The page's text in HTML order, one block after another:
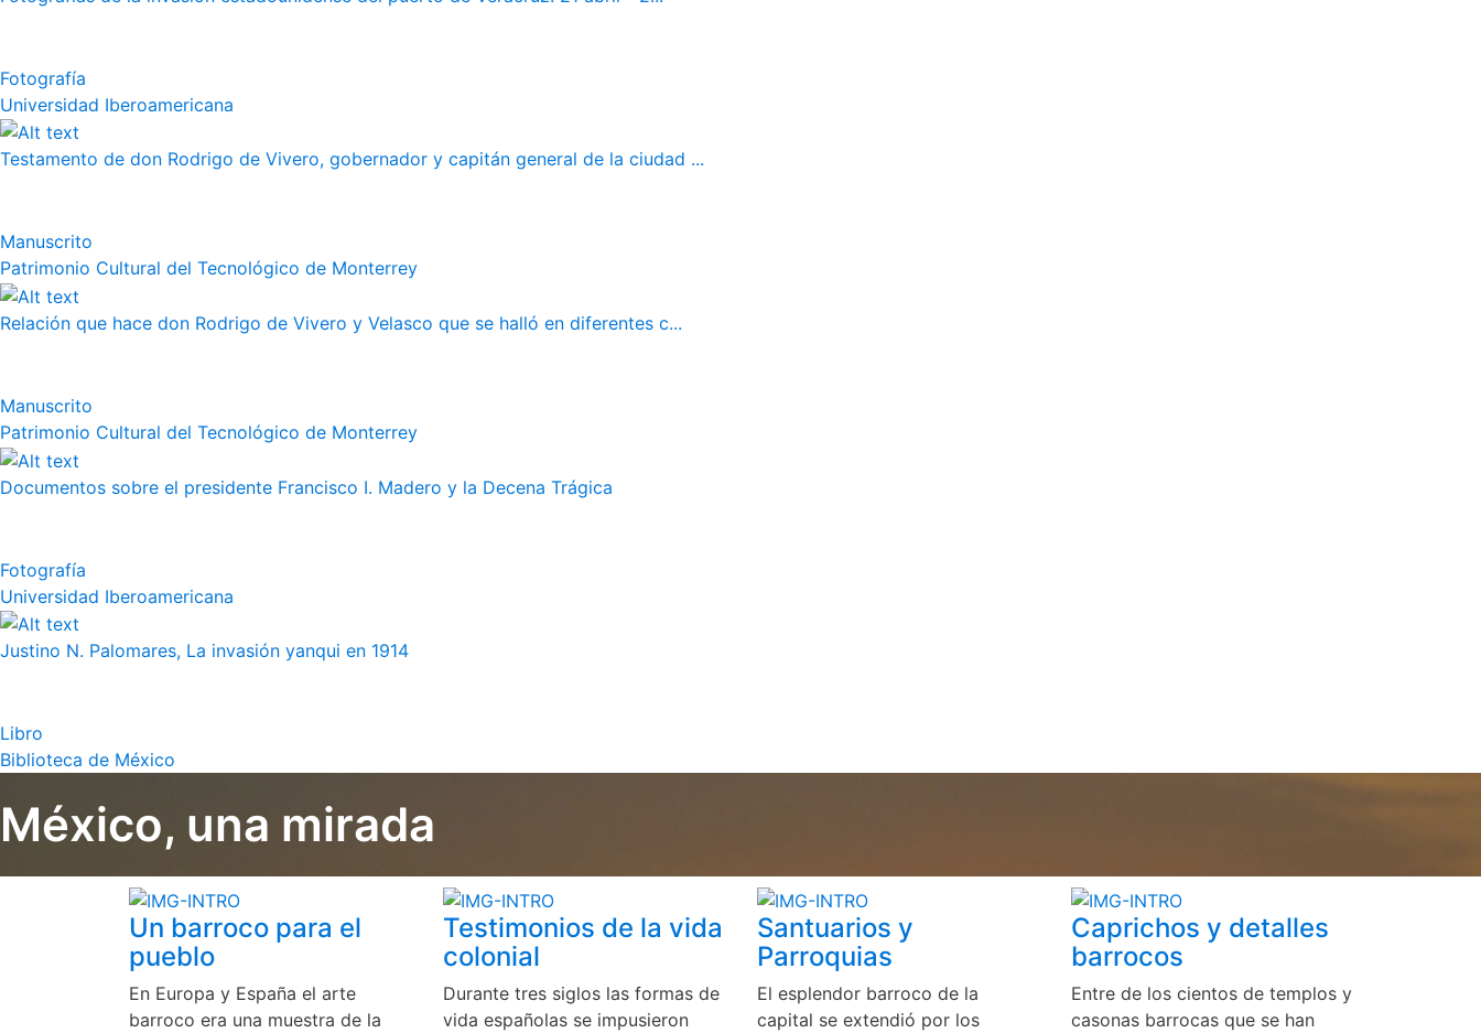
Fotografía
Universidad Iberoamericana
Testamento de don Rodrigo de Vivero, gobernador y capitán general de la ciudad ...
Manuscrito
Patrimonio Cultural del Tecnológico de Monterrey
Relación que hace don Rodrigo de Vivero y Velasco que se halló en diferentes c...
Manuscrito
Patrimonio Cultural del Tecnológico de Monterrey
Documentos sobre el presidente Francisco I. Madero y la Decena Trágica
Fotografía
Universidad Iberoamericana
Justino N. Palomares, La invasión yanqui en 1914
Libro
Biblioteca de México
México, una mirada
Un barroco para el
pueblo
En Europa y España el arte
barroco era una muestra de la
Testimonios de la vida
colonial
Durante tres siglos las formas de
vida españolas se impusieron
Santuarios y
Parroquias
El esplendor barroco de la
capital se extendió por los
Caprichos y detalles
barrocos
Entre de los cientos de templos y
casonas barrocas que se han